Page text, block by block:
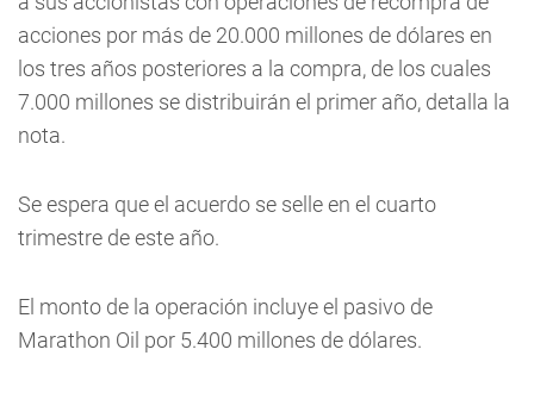
acciones por más de 20.000 millones de dólares en
los tres años posteriores a la compra, de los cuales
7.000 millones se distribuirán el primer año, detalla la
nota.
Se espera que el acuerdo se selle en el cuarto
trimestre de este año.
El monto de la operación incluye el pasivo de
Marathon Oil por 5.400 millones de dólares.